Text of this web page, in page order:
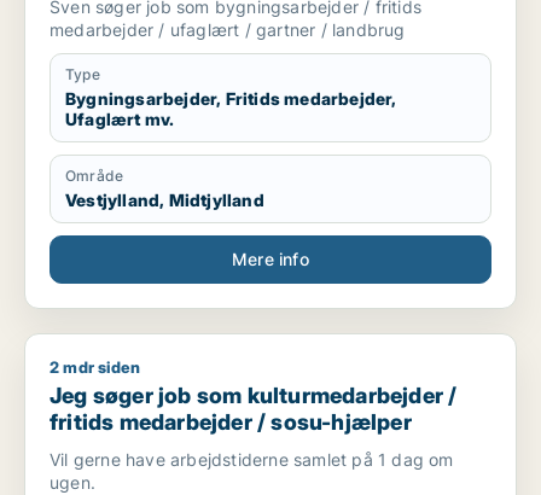
Sven søger job som bygningsarbejder / fritids
medarbejder / ufaglært / gartner / landbrug
Type
Bygningsarbejder, Fritids medarbejder,
Ufaglært mv.
Område
Vestjylland, Midtjylland
Mere info
Jeg søger job som kulturmedarbejder / fritids medarbejder
2 mdr siden
Jeg søger job som kulturmedarbejder /
fritids medarbejder / sosu-hjælper
Vil gerne have arbejdstiderne samlet på 1 dag om
ugen.